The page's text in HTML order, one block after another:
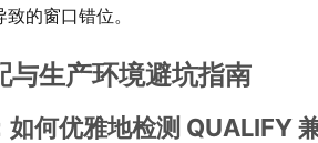
的窗口错位。
与生产环境避坑指南
如何优雅地检测 QUALIFY